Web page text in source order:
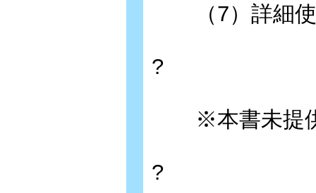
（7）詳細使
?
※本書未提供
?